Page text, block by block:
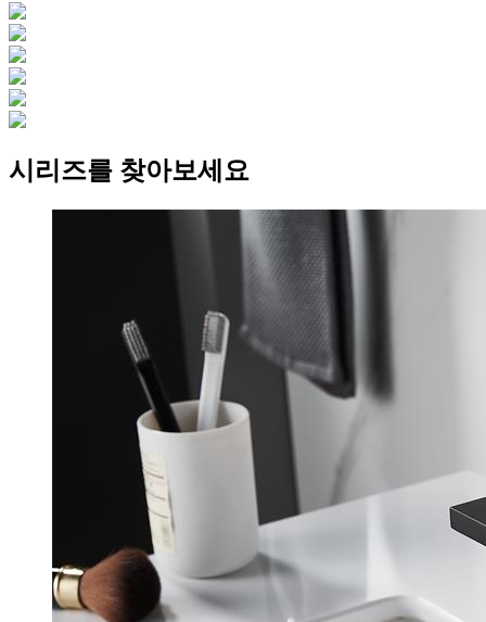
시리즈를 찾아보세요